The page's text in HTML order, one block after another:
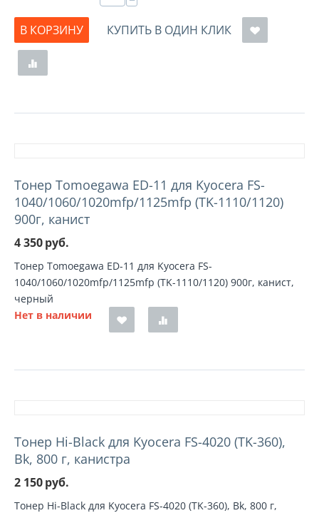
В КОРЗИНУ
КУПИТЬ В ОДИН КЛИК
Тонер Tomoegawa ED-11 для Kyocera FS-
1040/1060/1020mfp/1125mfp (TK-1110/1120)
900г, канист
4 350руб.
Тонер Tomoegawa ED-11 для Kyocera FS-
1040/1060/1020mfp/1125mfp (TK-1110/1120) 900г, канист,
черный
Нет в наличии
Тонер Hi-Black для Kyocera FS-4020 (TK-360),
Bk, 800 г, канистра
2 150руб.
Тонер Hi-Black для Kyocera FS-4020 (TK-360), Bk, 800 г,